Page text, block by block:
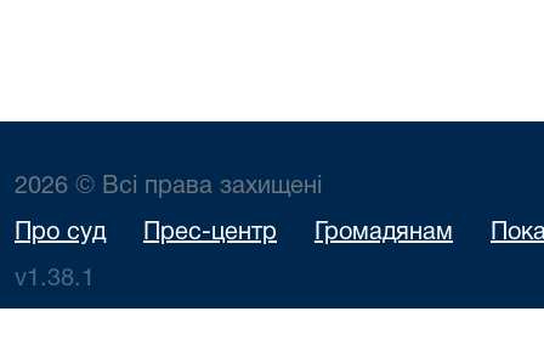
2026 © Всі права захищені
Про суд Прес-центр Громадянам
v1.38.1